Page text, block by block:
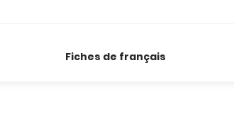
Fiches de français